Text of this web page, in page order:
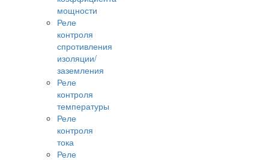
мощности
Реле
контроля
спротивления
изоляции/
заземления
Реле
контроля
температуры
Реле
контроля
тока
Реле